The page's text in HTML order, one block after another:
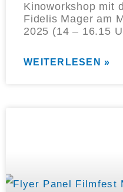
Kinoworkshop mit
Fidelis Mager am
2025 (14 – 16.15
WEITERLESEN »